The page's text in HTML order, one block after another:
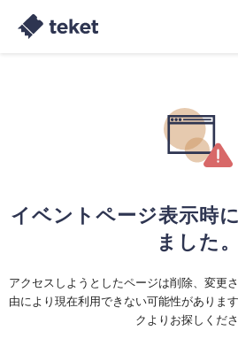
イベントページ表示時
ました。
アクセスしようとしたページは削除、変更
由により現在利用できない可能性がありま
クよりお探しくださ